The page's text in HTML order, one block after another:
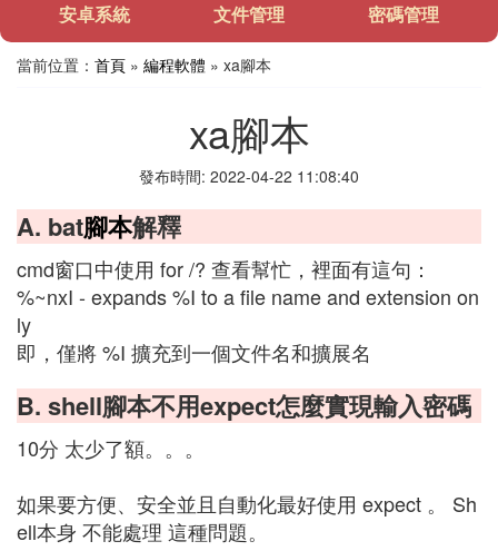
安卓系統 文件管理 密碼管理
當前位置： 首頁 » 編程軟體 » xa腳本
xa腳本
發布時間: 2022-04-22 11:08:40
A. bat腳本解釋
cmd窗口中使用 for /? 查看幫忙，裡面有這句：
%~nxI - expands %I to a file name and extension on
ly
即，僅將 %I 擴充到一個文件名和擴展名
B. shell腳本不用expect怎麼實現輸入密碼
10分 太少了額。。。
如果要方便、安全並且自動化最好使用 expect 。 Sh
ell本身 不能處理 這種問題。